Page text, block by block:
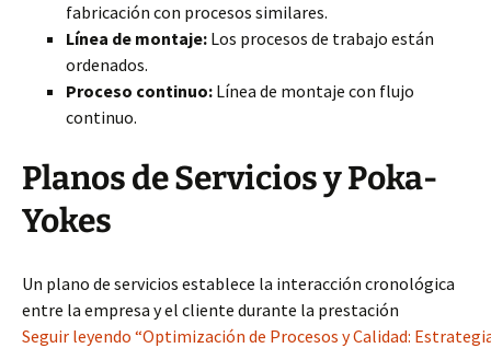
fabricación con procesos similares.
Línea de montaje: Los procesos de trabajo están
ordenados.
Proceso continuo: Línea de montaje con flujo
continuo.
Planos de Servicios y Poka-
Yokes
Un plano de servicios establece la interacción cronológica
entre la empresa y el cliente durante la prestación
Seguir leyendo “Optimización de Procesos y Calidad: